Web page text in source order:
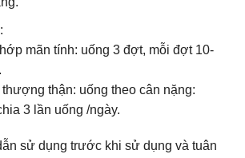
mãn tính: uống 3 đợt, mỗi đợt 10-
thận: uống theo cân nặng:
3 lần uống /ngày.
sử dụng trước khi sử dụng và tuân